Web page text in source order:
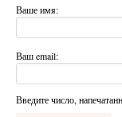
Ваше имя:
Ваш email:
Введите число,